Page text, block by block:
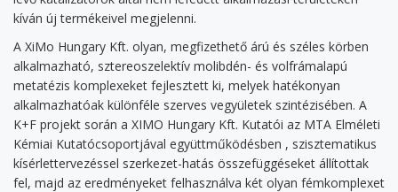
kíván új termékeivel megjelenni.
A XiMo Hungary Kft. olyan, megfizethető árú és széles körben
alkalmazható, sztereoszelektív molibdén- és volfrámalapú
metatézis komplexeket fejlesztett ki, melyek hatékonyan
alkalmazhatóak különféle szerves vegyületek szintézisében. A
K+F projekt során a XIMO Hungary Kft. Kutatói az MTA Elméleti
Kémiai Kutatócsoportjával együttműködésben , szisztematikus
kísérlettervezéssel szerkezet-hatás összefüggéseket állítottak
fel, majd az eredményeket felhasználva két olyan fémkomplexet